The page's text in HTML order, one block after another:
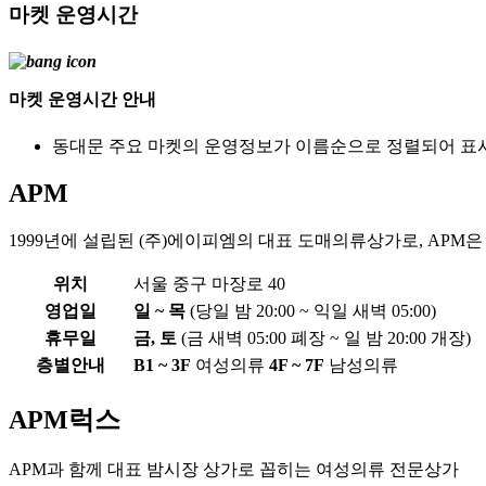
마켓 운영시간
마켓 운영시간 안내
동대문 주요 마켓의 운영정보가 이름순으로 정렬되어 표
APM
1999년에 설립된 (주)에이피엠의 대표 도매의류상가로, APM
위치
서울 중구 마장로 40
영업일
일 ~ 목 (당일 밤 20:00 ~ 익일 새벽 05:00)
휴무일
금, 토 (금 새벽 05:00 폐장 ~ 일 밤 20:00 개장)
층별안내
B1 ~ 3F 여성의류 4F ~ 7F 남성의류
APM럭스
APM과 함께 대표 밤시장 상가로 꼽히는 여성의류 전문상가